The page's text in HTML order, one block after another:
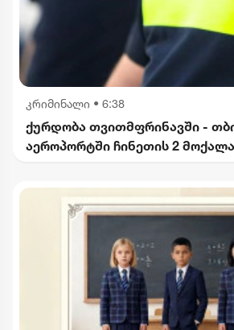
კრიმინალი • 6:38
ქურდობა თვითმფრინავში -
აეროპორტში ჩინეთის 2